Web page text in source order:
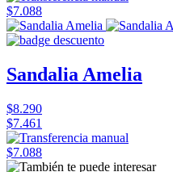
$7.088
Sandalia Amelia
$8.290
$7.461
$7.088